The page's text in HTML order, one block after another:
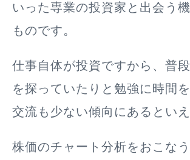
いった専業の投資家と出会う
ものです。
仕事自体が投資ですから、普
を探っていたりと勉強に時間
交流も少ない傾向にあるといえ
株価のチャート分析をおこな